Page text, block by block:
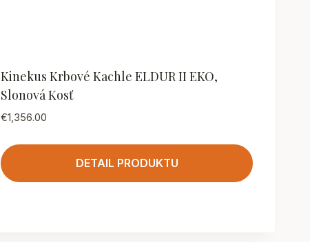
Kinekus Krbové Kachle ELDUR II EKO,
Slonová Kosť
€1,356.00
DETAIL PRODUKTU